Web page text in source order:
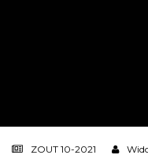
ZOUT 10-2021